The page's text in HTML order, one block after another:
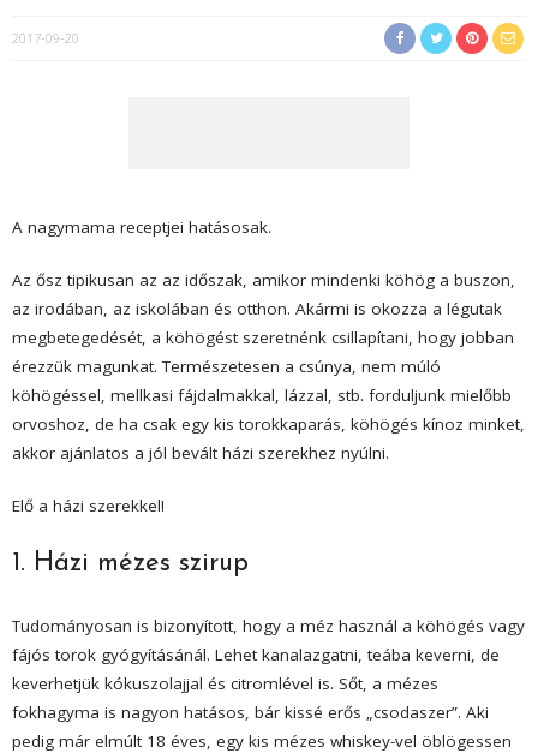
2017-09-20
A nagymama receptjei hatásosak.
Az ősz tipikusan az az időszak, amikor mindenki köhög a buszon,
az irodában, az iskolában és otthon. Akármi is okozza a légutak
megbetegedését, a köhögést szeretnénk csillapítani, hogy jobban
érezzük magunkat. Természetesen a csúnya, nem múló
köhögéssel, mellkasi fájdalmakkal, lázzal, stb. forduljunk mielőbb
orvoshoz, de ha csak egy kis torokkaparás, köhögés kínoz minket,
akkor ajánlatos a jól bevált házi szerekhez nyúlni.
Elő a házi szerekkel!
1. Házi mézes szirup
Tudományosan is bizonyított, hogy a méz használ a köhögés vagy
fájós torok gyógyításánál. Lehet kanalazgatni, teába keverni, de
keverhetjük kókuszolajjal és citromlével is. Sőt, a mézes
fokhagyma is nagyon hatásos, bár kissé erős „csodaszer”. Aki
pedig már elmúlt 18 éves, egy kis mézes whiskey-vel öblögessen